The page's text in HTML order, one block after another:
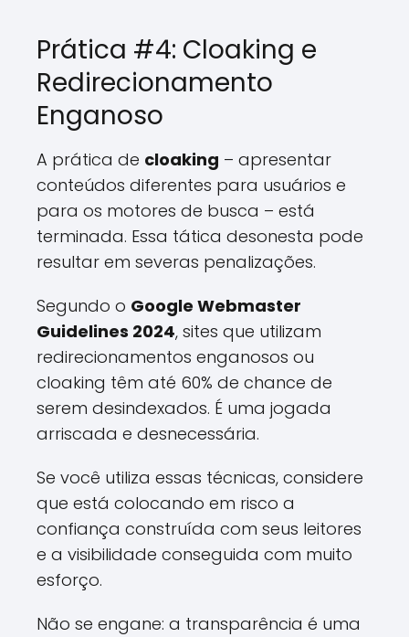
Prática #4: Cloaking e
Redirecionamento
Enganoso
A prática de cloaking – apresentar
conteúdos diferentes para usuários e
para os motores de busca – está
terminada. Essa tática desonesta pode
resultar em severas penalizações.
Segundo o Google Webmaster
Guidelines 2024, sites que utilizam
redirecionamentos enganosos ou
cloaking têm até 60% de chance de
serem desindexados. É uma jogada
arriscada e desnecessária.
Se você utiliza essas técnicas, considere
que está colocando em risco a
confiança construída com seus leitores
e a visibilidade conseguida com muito
esforço.
Não se engane: a transparência é uma